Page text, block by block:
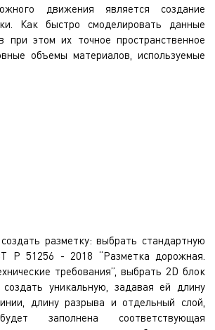
движения является создание
Как быстро смоделировать данные
при этом их точное пространственное
объемы материалов, используемые
разметку: выбрать стандартную
Р 51256 - 2018 “Разметка дорожная.
требования”, выбрать 2D блок
уникальную, задавая ей длину
длину разрыва и отдельный слой,
заполнена соответствующая